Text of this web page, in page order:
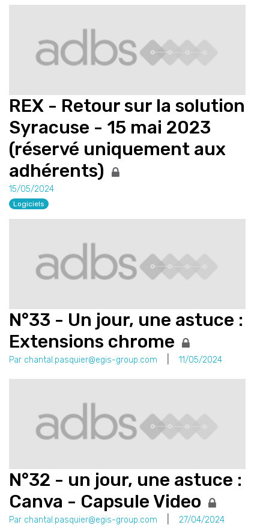
REX - Retour sur la solution
Syracuse - 15 mai 2023
(réservé uniquement aux
adhérents)
15/05/2024
Logiciels
N°33 - Un jour, une astuce :
Extensions chrome
Par chantal.pasquier@egis-group.com 11/05/2024
N°32 - un jour, une astuce :
Canva - Capsule Video
Par chantal.pasquier@egis-group.com 27/04/2024